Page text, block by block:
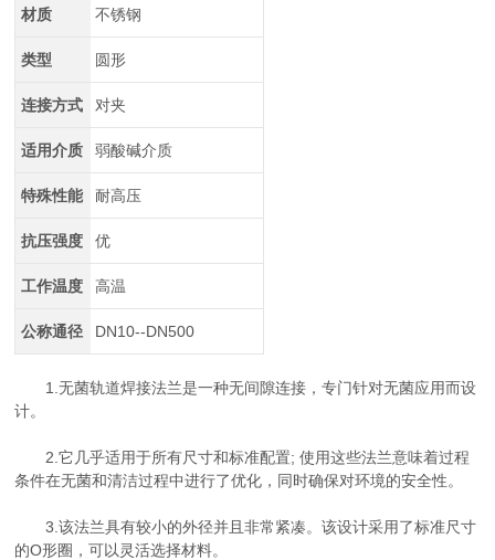
材质 不锈钢
类型 圆形
连接方式 对夹
适用介质 弱酸碱介质
特殊性能 耐高压
抗压强度 优
工作温度 高温
公称通径 DN10--DN500
1.无菌轨道焊接法兰是一种无间隙连接，专门针对无菌应用而设
计。
2.它几乎适用于所有尺寸和标准配置; 使用这些法兰意味着过程
条件在无菌和清洁过程中进行了优化，同时确保对环境的安全性。
3.该法兰具有较小的外径并且非常紧凑。该设计采用了标准尺寸
的O形圈，可以灵活选择材料。